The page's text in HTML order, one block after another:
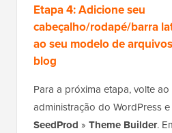
Etapa 4: Adicione seu
cabeçalho/rodapé/barra
ao seu modelo de
blog
Para a próxima etapa, volte
administração do WordPress
SeedProd » Theme Builder.